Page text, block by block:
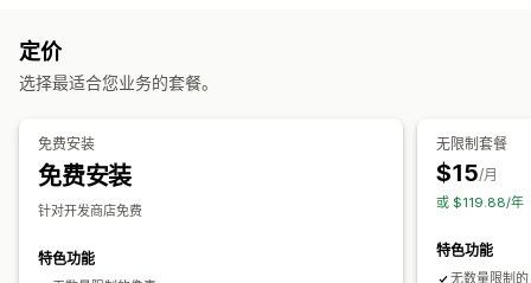
营销和销售
AI 洞察 营销归因 结账分析
视觉和报告
热图 分析控制面板
基准化
自定义报告 数据导出
绩效分析
绩效跟踪 互动指标
每次获客成本
展示次数 UTM 归因
定价
选择最适合您业务的套餐。
免费安装
免费安装
针对开发商店免费
特色功能
无限制套餐
$15/月
或 $119.88/年
特色功能
无数量限制